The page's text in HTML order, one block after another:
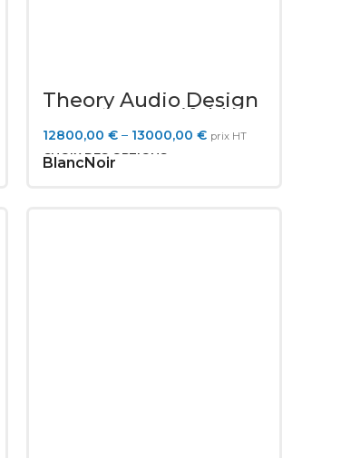
Theory Audio Design
SR-218LF Manifold
Subwoofer
12800,00 €– 13000,00 € prix HT
CHOIX DES OPTIONS
BlancNoir